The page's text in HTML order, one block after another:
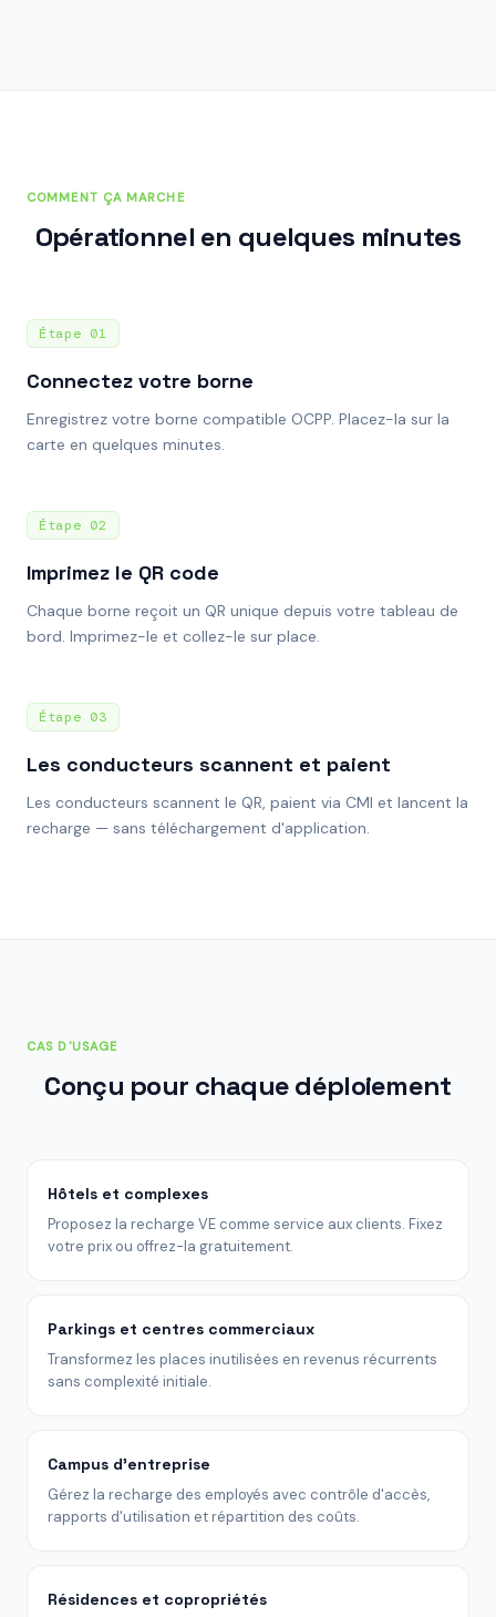
COMMENT ÇA MARCHE
Opérationnel en quelques minutes
Étape 01
Connectez votre borne
Enregistrez votre borne compatible OCPP. Placez-la sur la
carte en quelques minutes.
Étape 02
Imprimez le QR code
Chaque borne reçoit un QR unique depuis votre tableau de
bord. Imprimez-le et collez-le sur place.
Étape 03
Les conducteurs scannent et paient
Les conducteurs scannent le QR, paient via CMI et lancent la
recharge — sans téléchargement d'application.
CAS D'USAGE
Conçu pour chaque déploiement
Hôtels et complexes
Proposez la recharge VE comme service aux clients. Fixez
votre prix ou offrez-la gratuitement.
Parkings et centres commerciaux
Transformez les places inutilisées en revenus récurrents
sans complexité initiale.
Campus d'entreprise
Gérez la recharge des employés avec contrôle d'accès,
rapports d'utilisation et répartition des coûts.
Résidences et copropriétés